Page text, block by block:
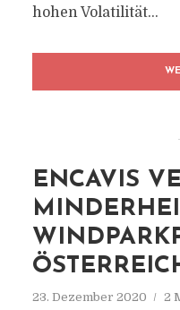
hohen Volatilität...
ENCAVIS
23. Dezember 2020 2